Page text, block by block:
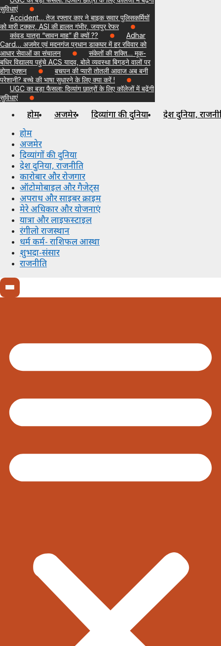
सुविधाएं
Accident… तेज रफ्तार कार ने बाइक सवार पुलिसकर्मियों
को मारी टक्कर, ASI की हालत गंभीर, जयपुर रेफर
कांवड़ यात्रा “सावन माह” ही क्यों ??
Adhar
Card… अजमेर एवं मदनगंज प्रधान डाकघर में हर रविवार को
आधार सेवाओं का संचालन
संकेतों की शक्ति… मूक-
बधिर विद्यालय पहुंचे ACS यादव, बोले व्यवस्था बिगड़ने वालों पर
होगा एक्शन
बचपन की प्यारी तोतली आवाज अब बनी
परेशानी? बच्चे की भाषा सुधारने के लिए क्या करें !
UGC का बड़ा फैसला: दिव्यांग छात्रों के लिए कॉलेजों में बढ़ेंगी
सुविधाएं
होम अजमेर दिव्यांगों की दुनिया
देश दुनिया,
होम
अजमेर
दिव्यांगों की दुनिया
देश दुनिया, राजनीति
कारोबार और रोजगार
ऑटोमोबाइल और गैजेट्स
अपराध और साइबर क्राइम
मेरे अधिकार और योजनाएं
यात्रा और लाइफस्टाइल
रंगीलो राजस्थान
धर्म कर्म- राशिफल आस्था
शुभदा-संसार
राजनीति